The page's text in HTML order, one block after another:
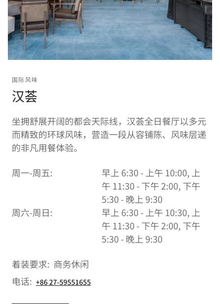
国际风味
汉荟
坐拥舒展开阔的都会天际线，汉荟全日餐厅以多元
而精致的环球风味，营造一段从容铺陈、风味层递
的非凡用餐体验。
周一-周五:
早上 6:30 - 上午 10:00, 上
午 11:30 - 下午 2:00, 下午
5:30 - 晚上 9:30
周六-周日:
早上 6:30 - 上午 10:30, 上
午 11:30 - 下午 2:00, 下午
5:30 - 晚上 9:30
着装要求: 商务休闲
电话: +86 27-59551655